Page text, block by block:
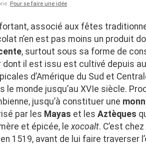
:Pour se faire une idée
associé aux fêtes
n’en est pas moins un produit
, surtout sous sa forme de
il est issu est cultivé depuis
d’Amérique du Sud et
le monde jusqu’au XVIe siècle.
jusqu’à constituer une
par les Mayas et les Aztèques
et épicée, lexocoalt. C’est
1519, avant de lui faire traverser